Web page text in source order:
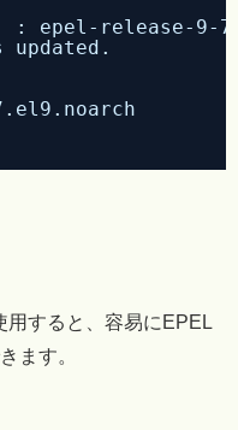
epel-release-9-
すると、容易にEPEL
ます。